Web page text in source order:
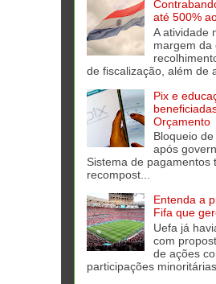
até 500%
A atividade
margem da
de fiscalização, além de
Pix e
Orçamento
Bloqueio
após
Sistema de pagamentos
recompost...
Entenda a
Fifa que
Uefa já
com
de ações
participações